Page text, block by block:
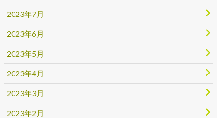
2023年7月
2023年6月
2023年5月
2023年4月
2023年3月
2023年2月